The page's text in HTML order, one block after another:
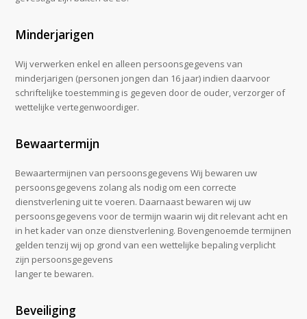
Minderjarigen
Wij verwerken enkel en alleen persoonsgegevens van
minderjarigen (personen jongen dan 16 jaar) indien daarvoor
schriftelijke toestemming is gegeven door de ouder, verzorger of
wettelijke vertegenwoordiger.
Bewaartermijn
Bewaartermijnen van persoonsgegevens Wij bewaren uw
persoonsgegevens zolang als nodig om een correcte
dienstverlening uit te voeren. Daarnaast bewaren wij uw
persoonsgegevens voor de termijn waarin wij dit relevant acht en
in het kader van onze dienstverlening. Bovengenoemde termijnen
gelden tenzij wij op grond van een wettelijke bepaling verplicht
zijn persoonsgegevens
langer te bewaren.
Beveiliging